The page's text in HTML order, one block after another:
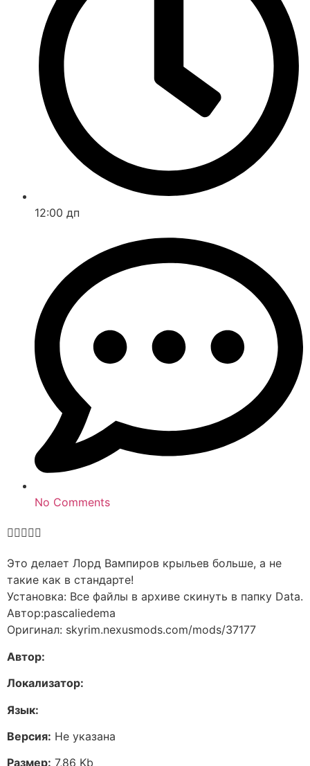
12:00 дп
No Comments

Это делает Лорд Вампиров крыльев больше, а не
такие как в стандарте!
Установка: Все файлы в архиве скинуть в папку Data.
Автор:pascaliedema
Оригинал: skyrim.nexusmods.com/mods/37177
Автор:
Локализатор:
Язык:
Версия: Не указана
Размер: 7,86 Kb